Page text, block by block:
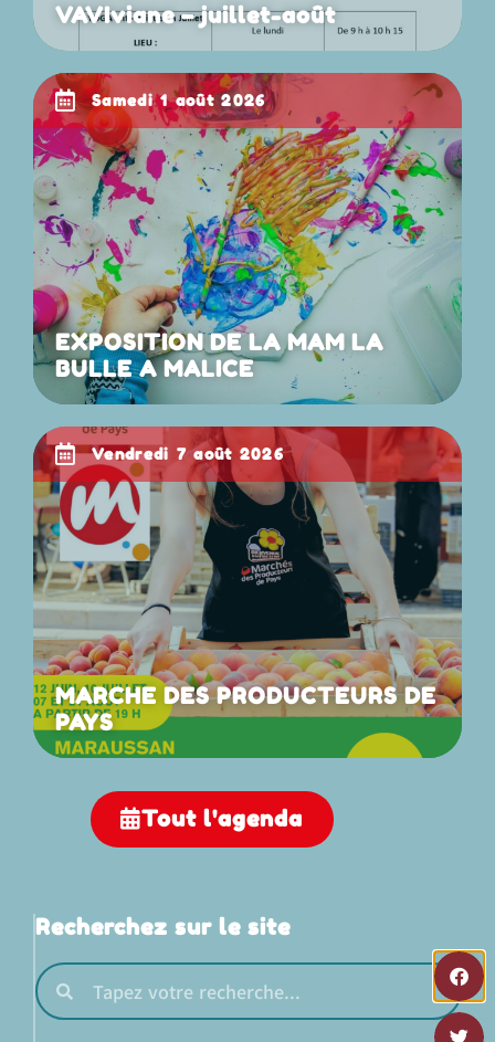
VAVIviane – juillet-août
samedi 1 août 2026
EXPOSITION DE LA MAM LA
BULLE A MALICE
vendredi 7 août 2026
MARCHE DES PRODUCTEURS DE
PAYS
Tout l'agenda
Recherchez sur le site